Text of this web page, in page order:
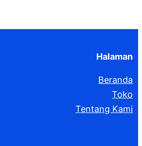
Halaman
Beranda
Toko
Tentang Kami